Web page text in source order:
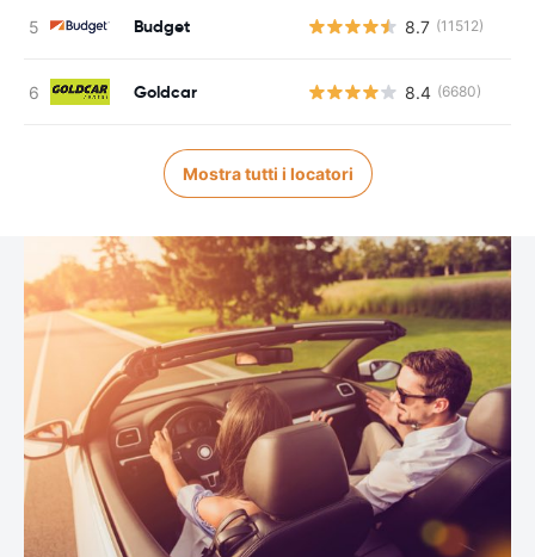
Budget 8.7 (11512)
Goldcar 8.4 (6680)
Mostra tutti i locatori